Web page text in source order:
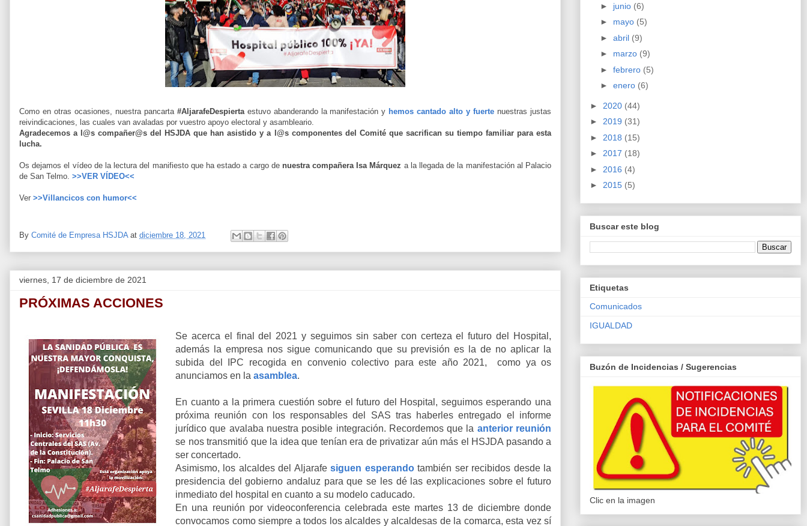
Como en otras ocasiones, nuestra pancarta #AljarafeDespiertaestuvo abanderando la manifestación y hemos cantado alto y fuerte nuestras justas
reivindicaciones, las cuales van avaladas por vuestro apoyo electoral y asambleario.
Agradecemos a l@s compañer@s del HSJDA que han asistido y a l@s componentes del Comité que sacrifican su tiempo familiar para esta
lucha.
Os dejamos el vídeo de la lectura del manifiesto que ha estado a cargo de nuestra compañera Isa Márquez a la llegada de la manifestación al Palacio
de San Telmo. >>VER VÍDEO<<
Ver >>Villancicos con humor<<
By Comité de Empresa HSJDA at diciembre 18, 2021
viernes, 17 de diciembre de 2021
PRÓXIMAS ACCIONES
Se acerca el final del 2021 y seguimos sin saber con certeza el futuro del Hospital,
además la empresa nos sigue comunicando que su previsión es la de no aplicar la
subida del IPC recogida en convenio colectivo para este año 2021, como ya os
anunciamos en la asamblea.
En cuanto a la primera cuestión sobre el futuro del Hospital, seguimos esperando una
próxima reunión con los responsables del SAS tras haberles entregado el informe
jurídico que avalaba nuestra posible integración. Recordemos que la anterior reunión
se nos transmitió que la idea que tenían era de privatizar aún más el HSJDA pasando a
ser concertado.
Asimismo, los alcaldes del Aljarafesiguen esperandotambién ser recibidos desde la
presidencia del gobierno andaluz para que se les dé las explicaciones sobre el futuro
inmediato del hospital en cuanto a su modelo caducado.
En una reunión por videoconferencia celebrada este martes 13 de diciembre donde
convocamos como siempre a todos los alcaldes y alcaldesas de la comarca, esta vez sí
► junio (6)
► mayo (5)
► abril (9)
► marzo (9)
► febrero (5)
► enero (6)
► 2020 (44)
► 2019 (31)
► 2018 (15)
► 2017 (18)
► 2016 (4)
► 2015 (5)
Buscar este blog
Etiquetas
Comunicados
IGUALDAD
Buzón de Incidencias / Sugerencias
Clic en la imagen